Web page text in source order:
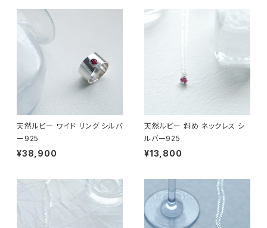
天然ルビー ワイド リング シルバ
ー925
¥38,900
天然ルビー 斜め ネックレス シ
ルバー925
¥13,800